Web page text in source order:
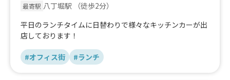
最寄駅 八丁堀駅
（徒歩2分）
平日のランチタイムに日替わりで様々なキッチンカーが出
店しております！
#オフィス街 #ランチ